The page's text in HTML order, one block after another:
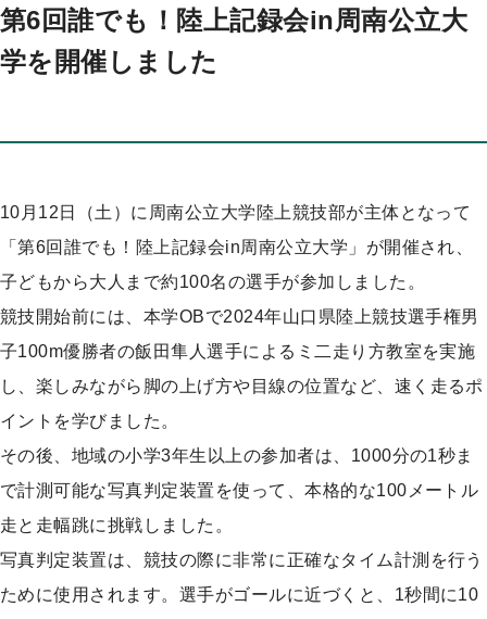
に
ス
キ
プ
第6回誰でも！陸上記録会in周南公立大
学を開催しました
10月12日（土）に周南公立大学陸上競技部が主体となって
「第6回誰でも！陸上記録会in周南公立大学」が開催され、
子どもから大人まで約100名の選手が参加しました。
競技開始前には、本学OBで2024年山口県陸上競技選手権男
子100m優勝者の飯田隼人選手によるミ二走り方教室を実施
し、楽しみながら脚の上げ方や目線の位置など、速く走るポ
イントを学びました。
その後、地域の小学3年生以上の参加者は、1000分の1秒ま
で計測可能な写真判定装置を使って、本格的な100メートル
走と走幅跳に挑戦しました。
写真判定装置は、競技の際に非常に正確なタイム計測を行う
ために使用されます。選手がゴールに近づくと、1秒間に10